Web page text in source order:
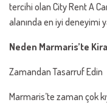
tercihi olan City Rent A
alanında en iyi deneyimi
Neden Marmaris’te
Zamandan Tasarruf Edin
Marmaris’te zaman çok